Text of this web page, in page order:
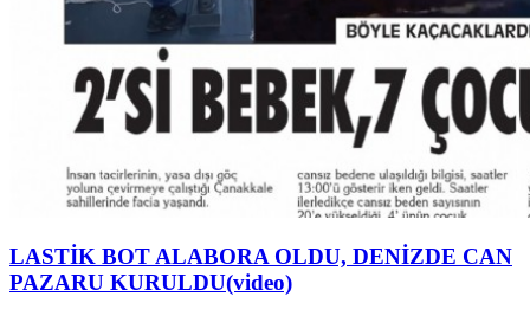
LASTİK BOT ALABORA OLDU, DENİZDE CAN
PAZARU KURULDU(video)